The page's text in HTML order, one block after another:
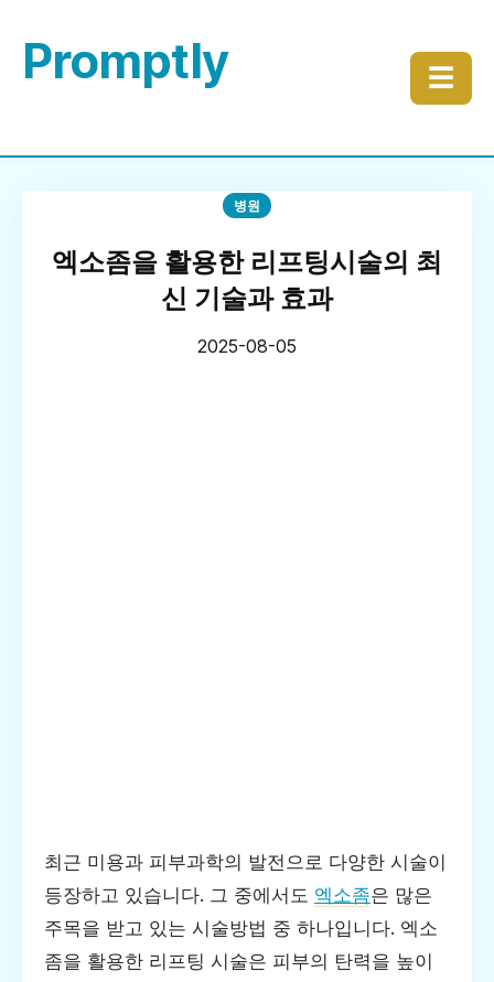
Promptly ☰
병원
엑소좀을 활용한 리프팅시술의 최
신 기술과 효과
2025-08-05
최근 미용과 피부과학의 발전으로 다양한 시술이
등장하고 있습니다. 그 중에서도 엑소좀은 많은
주목을 받고 있는 시술방법 중 하나입니다. 엑소
좀을 활용한 리프팅 시술은 피부의 탄력을 높이